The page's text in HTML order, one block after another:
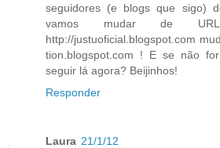
seguidores (e blogs que sigo)
vamos mudar de
http://justuoficial.blogspot.com
tion.blogspot.com ! E se não
seguir lá agora? Beijinhos!
Responder
Laura 21/1/12